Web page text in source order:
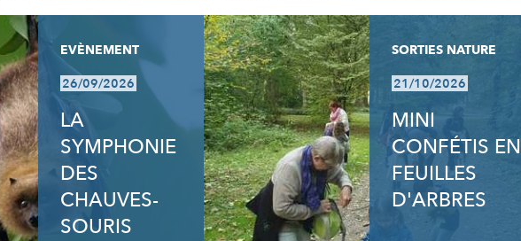
EVÈNEMENT
26/09/2026
LA
SYMPHONIE
DES
CHAUVES-
SOURIS
SORTIES NATURE
21/10/2026
MINI
CONFÉTIS EN
FEUILLES
D'ARBRES